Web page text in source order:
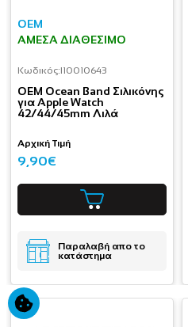
OEM
ΆΜΕΣΑ ΔΙΑΘΈΣΙΜΟ
Κωδικός:I10010643
OEM Ocean Band Σιλικόνης
για Apple Watch
42/44/45mm Λιλά
Αρχική Τιμή
9,90€
Παραλαβή απο το
κατάστημα